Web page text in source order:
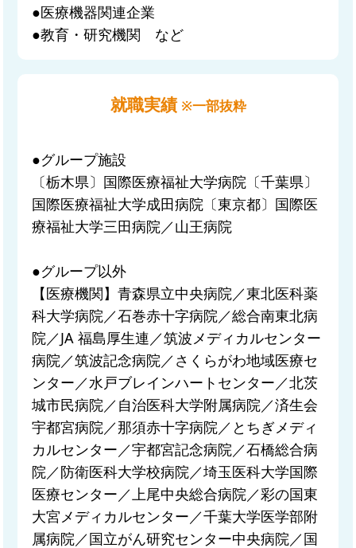
●医療機器関連企業
●教育・研究機関 など
就職実績 ※一部抜粋
●グループ施設
〔栃木県〕国際医療福祉大学病院〔千葉県〕
国際医療福祉大学成田病院〔東京都〕国際医
療福祉大学三田病院／山王病院
●グループ以外
【医療機関】青森県立中央病院／東北医科薬
科大学病院／石巻赤十字病院／総合南東北病
院／JA 福島厚生連／筑波メディカルセンター
病院／筑波記念病院／さくらがわ地域医療セ
ンター／水戸ブレインハートセンター／北茨
城市民病院／自治医科大学附属病院／済生会
宇都宮病院／那須赤十字病院／とちぎメディ
カルセンター／宇都宮記念病院／石橋総合病
院／防衛医科大学校病院／埼玉医科大学国際
医療センター／上尾中央総合病院／彩の国東
大宮メディカルセンター／千葉大学医学部附
属病院／国立がん研究センター中央病院／国